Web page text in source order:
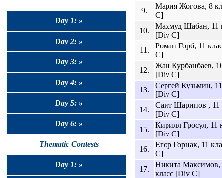
Day 1: »
Day 2: »
Day 3: »
Day 4: »
Day 5: »
Day 6: »
Thematic Contests
Day 1: »
9.
Мария Жогова, 8
C]
10.
Махмуд Шабан, 11
[Div C]
11.
Роман Горб, 11
C]
12.
Жан Курбанбаев,
[Div C]
13.
Сергей Кузьмин,
[Div C]
14.
Саит Шарипов , 11
[Div C]
15.
Кирилл Гросул, 11
[Div C]
16.
Егор Горнак, 11
C]
17.
Никита Максимов,
класс [Div C]